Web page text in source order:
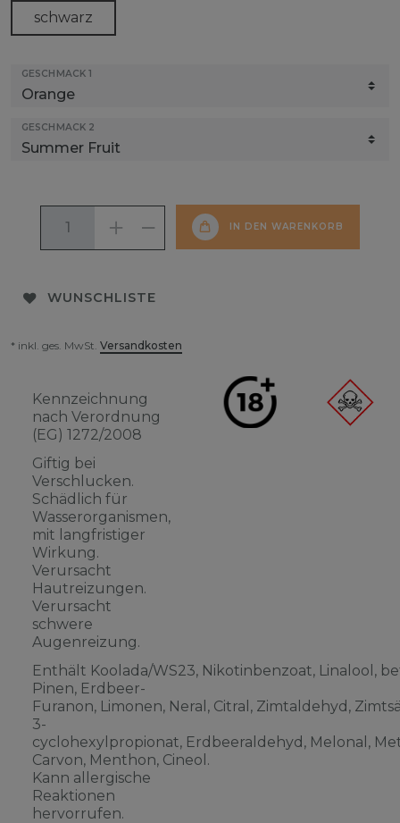
schwarz
GESCHMACK 1
GESCHMACK 2
IN DEN WARENKORB
WUNSCHLISTE
* inkl. ges. MwSt. Versandkosten
Kennzeichnung
nach Verordnung
(EG) 1272/2008
Giftig bei
Verschlucken.
Schädlich für
Wasserorganismen,
mit langfristiger
Wirkung.
Verursacht
Hautreizungen.
Verursacht
schwere
Augenreizung.
Enthält Koolada/WS23, Nikotinbenzoat, Linalool,
Pinen, Erdbeer-
Furanon, Limonen, Neral, Citral, Zimtaldehyd,
3-
cyclohexylpropionat, Erdbeeraldehyd, Melonal,
Carvon, Menthon, Cineol.
Kann allergische
Reaktionen
hervorrufen.